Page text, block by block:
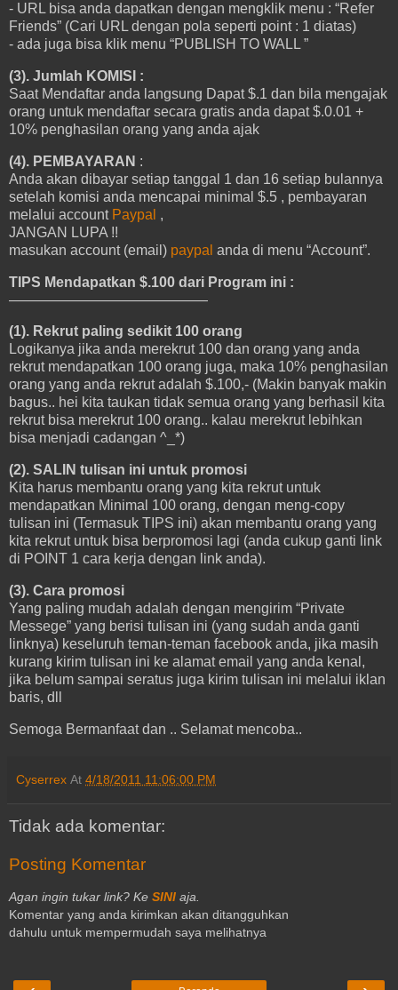
- URL bisa anda dapatkan dengan mengklik menu : “Refer
Friends” (Cari URL dengan pola seperti point : 1 diatas)
- ada juga bisa klik menu “PUBLISH TO WALL ”
(3). Jumlah KOMISI :
Saat Mendaftar anda langsung Dapat $.1 dan bila mengajak
orang untuk mendaftar secara gratis anda dapat $.0.01 +
10% penghasilan orang yang anda ajak
(4). PEMBAYARAN :
Anda akan dibayar setiap tanggal 1 dan 16 setiap bulannya
setelah komisi anda mencapai minimal $.5 , pembayaran
melalui account Paypal ,
JANGAN LUPA !!
masukan account (email) paypal anda di menu “Account”.
TIPS Mendapatkan $.100 dari Program ini :
——————————————
(1). Rekrut paling sedikit 100 orang
Logikanya jika anda merekrut 100 dan orang yang anda
rekrut mendapatkan 100 orang juga, maka 10% penghasilan
orang yang anda rekrut adalah $.100,- (Makin banyak makin
bagus.. hei kita taukan tidak semua orang yang berhasil kita
rekrut bisa merekrut 100 orang.. kalau merekrut lebihkan
bisa menjadi cadangan ^_*)
(2). SALIN tulisan ini untuk promosi
Kita harus membantu orang yang kita rekrut untuk
mendapatkan Minimal 100 orang, dengan meng-copy
tulisan ini (Termasuk TIPS ini) akan membantu orang yang
kita rekrut untuk bisa berpromosi lagi (anda cukup ganti link
di POINT 1 cara kerja dengan link anda).
(3). Cara promosi
Yang paling mudah adalah dengan mengirim “Private
Messege” yang berisi tulisan ini (yang sudah anda ganti
linknya) keseluruh teman-teman facebook anda, jika masih
kurang kirim tulisan ini ke alamat email yang anda kenal,
jika belum sampai seratus juga kirim tulisan ini melalui iklan
baris, dll
Semoga Bermanfaat dan .. Selamat mencoba..
Cyserrex At 4/18/2011 11:06:00 PM
Tidak ada komentar:
Posting Komentar
Agan ingin tukar link? Ke SINI aja.
Komentar yang anda kirimkan akan ditangguhkan
dahulu untuk mempermudah saya melihatnya